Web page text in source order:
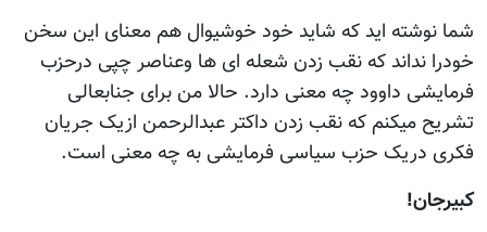
شما نوشته اید که شاید خود خوشیوال هم معنای این سخن
خودرا نداند که نقب زدن شعله ای ها وعناصر چپی درحزب
فرمایشی داوود چه معنی دارد. حالا من برای جنابعالی
تشریح میکنم که نقب زدن داکتر عبدالرحمن ازیک جریان
فکری دریک حزب سیاسی فرمایشی به چه معنی است.
کبیرجان!